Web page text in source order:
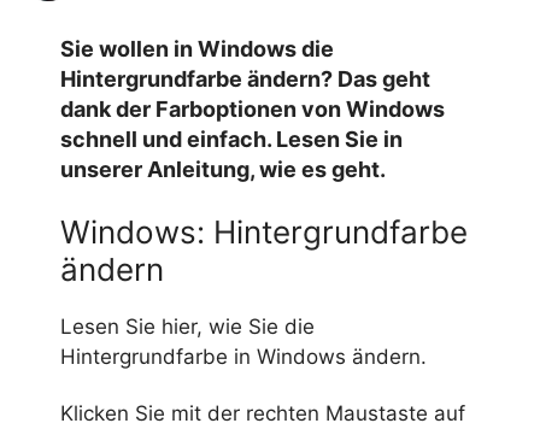
Sie wollen in Windows die
Hintergrundfarbe ändern? Das geht
dank der Farboptionen von Windows
schnell und einfach. Lesen Sie in
unserer Anleitung, wie es geht.
Windows: Hintergrundfarbe
ändern
Lesen Sie hier, wie Sie die
Hintergrundfarbe in Windows ändern.
Klicken Sie mit der rechten Maustaste auf